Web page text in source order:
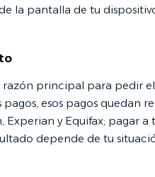
la pantalla de tu
razón principal para pedir
esos pagos quedan
Experian y Equifax; pagar
depende de tu